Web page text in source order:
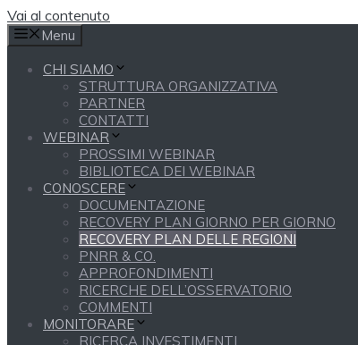
Vai al contenuto
Menu
CHI SIAMO
STRUTTURA ORGANIZZATIVA
PARTNER
CONTATTI
WEBINAR
PROSSIMI WEBINAR
BIBLIOTECA DEI WEBINAR
CONOSCERE
DOCUMENTAZIONE
RECOVERY PLAN GIORNO PER GIORNO
RECOVERY PLAN DELLE REGIONI
PNRR & CO.
APPROFONDIMENTI
RICERCHE DELL’OSSERVATORIO
COMMENTI
MONITORARE
RICERCA INVESTIMENTI